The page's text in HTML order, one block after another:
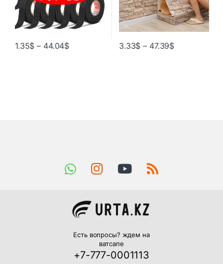
1.35$ – 44.04$ 3.33$ – 47.39$
Есть вопросы? ждем на
ватсапе
+7-777-0001113